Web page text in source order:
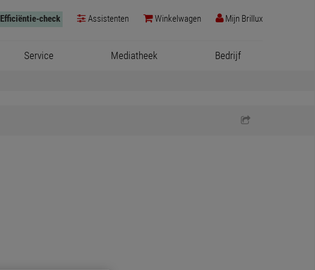
Efficiëntie-check Assistenten Winkelwagen Mijn Brillux
Service Mediatheek Bedrijf